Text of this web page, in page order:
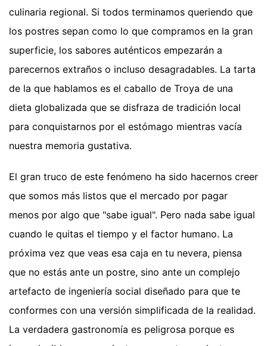
culinaria regional. Si todos terminamos queriendo que
los postres sepan como lo que compramos en la gran
superficie, los sabores auténticos empezarán a
parecernos extraños o incluso desagradables. La tarta
de la que hablamos es el caballo de Troya de una
dieta globalizada que se disfraza de tradición local
para conquistarnos por el estómago mientras vacía
nuestra memoria gustativa.
El gran truco de este fenómeno ha sido hacernos creer
que somos más listos que el mercado por pagar
menos por algo que "sabe igual". Pero nada sabe igual
cuando le quitas el tiempo y el factor humano. La
próxima vez que veas esa caja en tu nevera, piensa
que no estás ante un postre, sino ante un complejo
artefacto de ingeniería social diseñado para que te
conformes con una versión simplificada de la realidad.
La verdadera gastronomía es peligrosa porque es